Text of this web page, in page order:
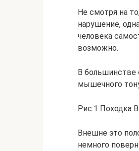
Не смотря на
нарушение,
человека
возможно.
В большинстве
мышечного
Рис.1 Походка
Внешне это
немного